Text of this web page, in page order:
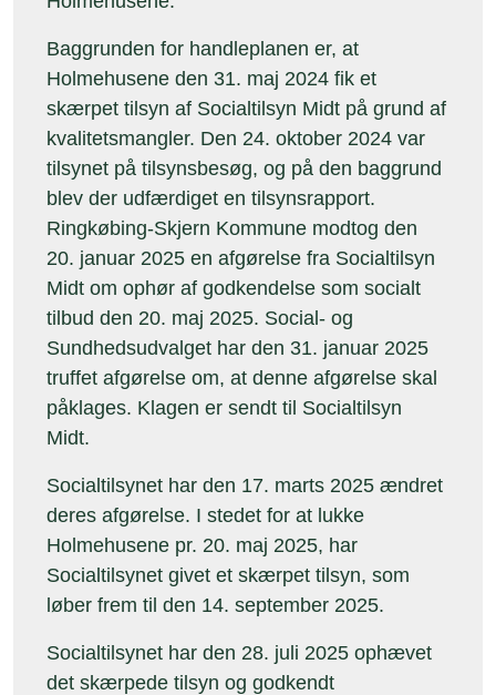
Baggrunden for handleplanen er, at
Holmehusene den 31. maj 2024 fik et
skærpet tilsyn af Socialtilsyn Midt på grund af
kvalitetsmangler. Den 24. oktober 2024 var
tilsynet på tilsynsbesøg, og på den baggrund
blev der udfærdiget en tilsynsrapport.
Ringkøbing-Skjern Kommune modtog den
20. januar 2025 en afgørelse fra Socialtilsyn
Midt om ophør af godkendelse som socialt
tilbud den 20. maj 2025. Social- og
Sundhedsudvalget har den 31. januar 2025
truffet afgørelse om, at denne afgørelse skal
påklages. Klagen er sendt til Socialtilsyn
Midt.
Socialtilsynet har den 17. marts 2025 ændret
deres afgørelse. I stedet for at lukke
Holmehusene pr. 20. maj 2025, har
Socialtilsynet givet et skærpet tilsyn, som
løber frem til den 14. september 2025.
Socialtilsynet har den 28. juli 2025 ophævet
det skærpede tilsyn og godkendt